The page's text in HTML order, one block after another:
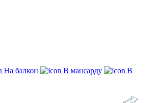
На балкон В мансарду
В